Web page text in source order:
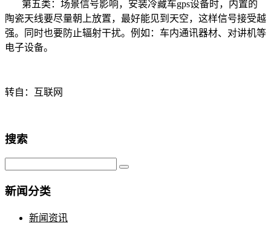
第五类：场景信号影响，安装冷藏车gps设备时，内置的
陶瓷天线要尽量朝上放置，最好能见到天空，这样信号接受越
强。同时也要防止辐射干扰。例如：车内通讯器材、对讲机等
电子设备。
转自：互联网
搜索
新闻分类
新闻资讯